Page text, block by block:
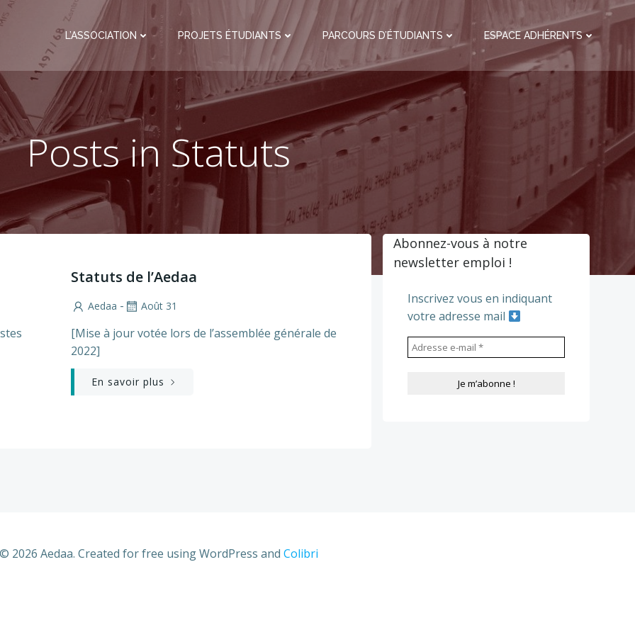
L’ASSOCIATION PROJETS ÉTUDIANTS PARCOURS D’ÉTUDIANTS ESPACE ADHÉRENTS
Posts in Statuts
Statuts de l’Aedaa
Aedaa - Août 31
[Mise à jour votée lors de l’assemblée générale de
2022]
En savoir plus
Abonnez-vous à notre
newsletter emploi !
Inscrivez vous en indiquant
votre adresse mail
© 2026 Aedaa. Created for free using WordPress and Colibri